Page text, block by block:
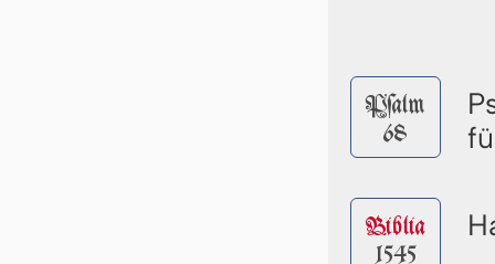
Pſalm
68
Biblia
1545